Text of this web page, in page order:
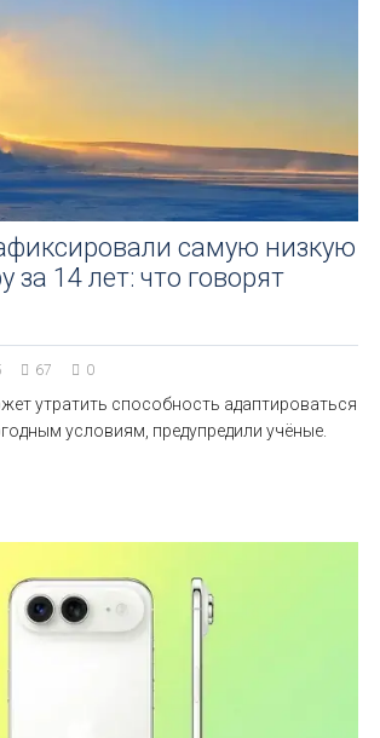
самую низкую
за 14 лет: что говорят
67 0
утратить способность адаптироваться
условиям, предупредили учёные.